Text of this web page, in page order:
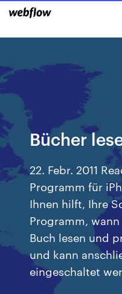
Bücher
22. Febr. 2011
Programm für
Ihnen hilft, Ihre
Programm,
Buch lesen und
und kann
eingeschaltet